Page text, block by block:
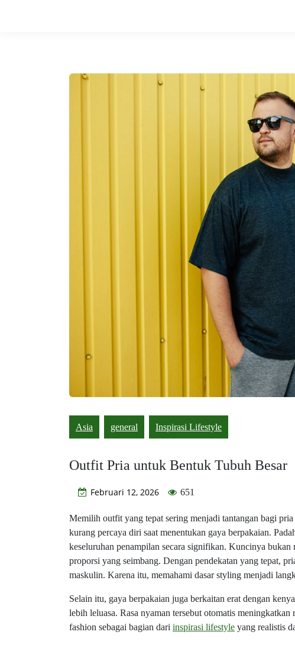
Asia general Inspirasi Lifestyle
Outfit Pria untuk Bentuk Tubuh Besar
Februari 12, 2026 651
Memilih outfit yang tepat sering menjadi tantangan bagi
kurang percaya diri saat menentukan gaya berpakaian.
keseluruhan penampilan secara signifikan. Kuncinya
proporsi yang seimbang. Dengan pendekatan yang tepat,
maskulin. Karena itu, memahami dasar styling menjadi
Selain itu, gaya berpakaian juga berkaitan erat dengan
lebih leluasa. Rasa nyaman tersebut otomatis
fashion sebagai bagian dari inspirasi lifestyle yang realistis